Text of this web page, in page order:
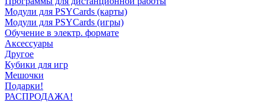
Модули для PSYCards (карты)
Модули для PSYCards (игры)
Обучение в электр. формате
Аксессуары
Другое
Кубики для игр
Мешочки
Подарки!
РАСПРОДАЖА!